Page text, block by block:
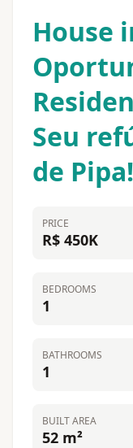
House
Seu
de
PRICE
R$ 450K
BEDROOMS
1
BATHROOMS
1
BUILT AREA
52 m²